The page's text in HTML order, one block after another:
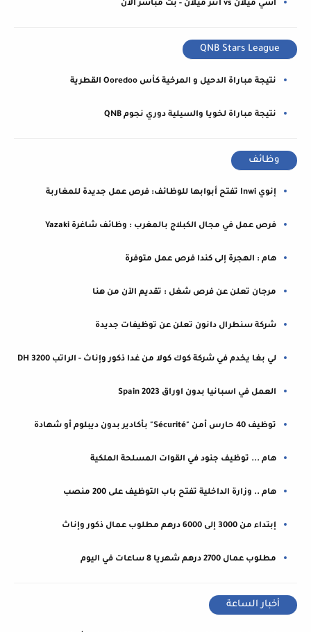
اسي ميلان vs انتر ميلان - بث مباشر الآن
QNB Stars League
نتيجة مباراة الدحيل و المرخية كأس Ooredoo القطرية
نتيجة مباراة لخويا والسيلية دوري نجوم QNB
وظائف
إنوي Inwi تفتح أبوابها للوظائف: فرص عمل جديدة للمغاربة
فرص عمل في مجال الكبلاج بالمغرب : وظائف شاغرة Yazaki
هام : الهجرة إلى كندا فرص عمل متوفرة
مرجان تعلن عن فرص شغل : تقديم الآن من هنا
شركة سنطرال دانون تعلن عن توظيفات جديدة
لي بغا يخدم في شركة كوك كولا من غدا ذكور وإناث - الراتب 3200 DH
العمل في اسبانيا بدون اوراق Spain 2023
توظيف 40 حارس أمن "Sécurité" بأكادير بدون ديبلوم أو شهادة
هام ... توظيف جنود في القوات المسلحة الملكية
هام .. وزارة الداخلية تفتح باب التوظيف على 200 منصب
إبتداء من 3000 إلى 6000 درهم مطلوب عمال ذكور وإناث
مطلوب عمال 2700 درهم شهريا 8 ساعات في اليوم
أخبار الساعة